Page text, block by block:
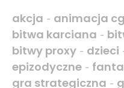
akcja - animacja cg
bitwa karciana -
bitwy proxy - dzieci
epizodyczne -
gra strategiczna -